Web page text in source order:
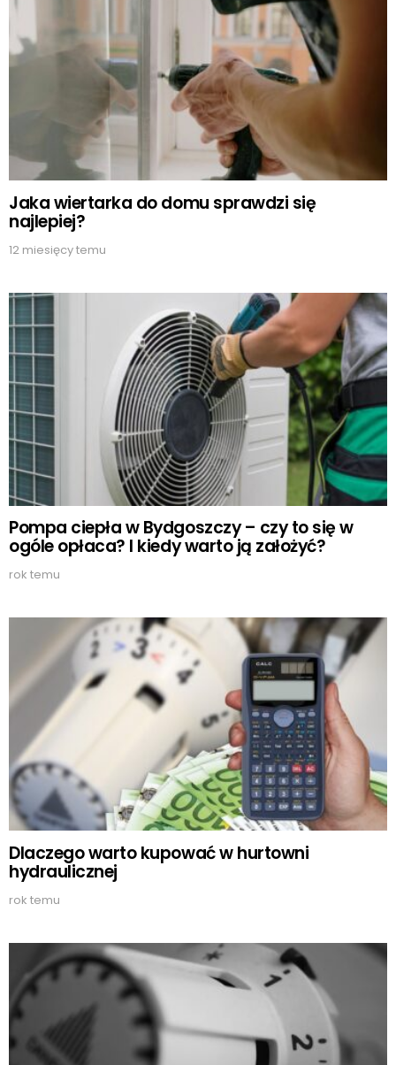
Jaka wiertarka do domu sprawdzi się
najlepiej?
12 miesięcy temu
Pompa ciepła w Bydgoszczy – czy to się w
ogóle opłaca? I kiedy warto ją założyć?
rok temu
Dlaczego warto kupować w hurtowni
hydraulicznej
rok temu